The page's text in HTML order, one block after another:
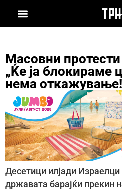
Масовни
„Ќе ја блокираме
нема
Десетици илјади Израелци
државата барајќи прекин